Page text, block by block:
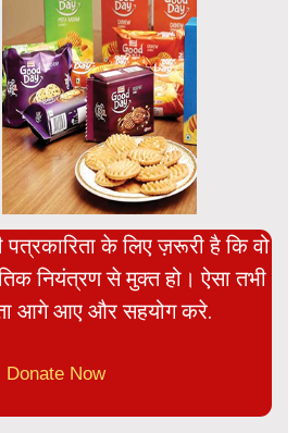
के लिए ज़रूरी है कि वो
नियंत्रण से मुक्त हो। ऐसा तभी
आगे आए और सहयोग करे.
Donate Now